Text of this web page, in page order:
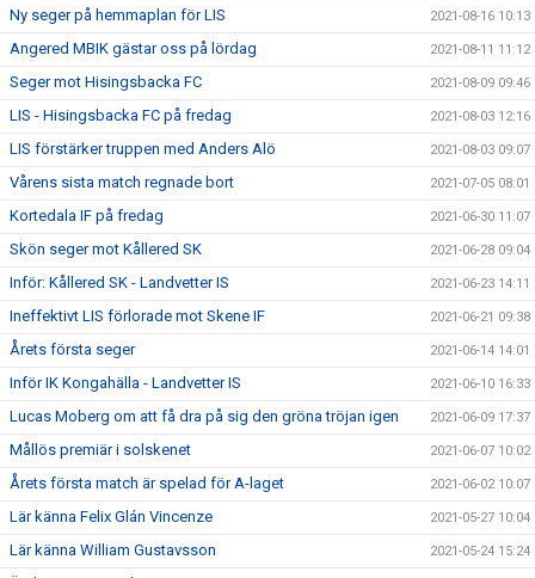
Ny seger på hemmaplan för LIS 2021-08-16 10:13
Angered MBIK gästar oss på lördag 2021-08-11 11:12
Seger mot Hisingsbacka FC 2021-08-09 09:46
LIS - Hisingsbacka FC på fredag 2021-08-03 12:16
LIS förstärker truppen med Anders Alö 2021-08-03 09:07
Vårens sista match regnade bort 2021-07-05 08:01
Kortedala IF på fredag 2021-06-30 11:07
Skön seger mot Kållered SK 2021-06-28 09:04
Inför: Kållered SK - Landvetter IS 2021-06-23 14:11
Ineffektivt LIS förlorade mot Skene IF 2021-06-21 09:38
Årets första seger 2021-06-14 14:01
Inför IK Kongahälla - Landvetter IS 2021-06-10 16:33
Lucas Moberg om att få dra på sig den gröna tröjan igen 2021-06-09 17:37
Mållös premiär i solskenet 2021-06-07 10:02
Årets första match är spelad för A-laget 2021-06-02 10:07
Lär känna Felix Glán Vincenze 2021-05-27 10:04
Lär känna William Gustavsson 2021-05-24 15:24